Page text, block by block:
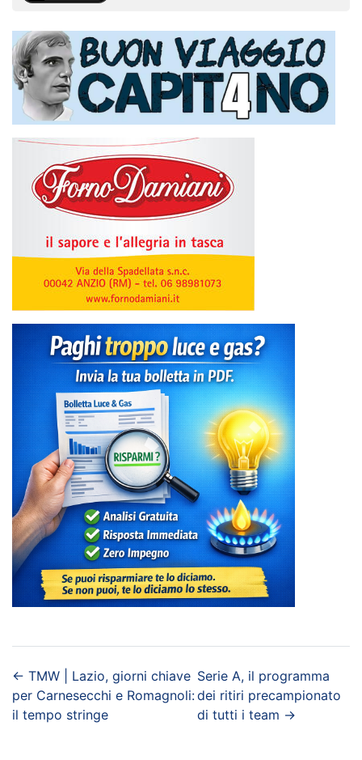
← TMW | Lazio, giorni chiave
per Carnesecchi e Romagnoli:
il tempo stringe
Serie A, il programma
dei ritiri precampionato
di tutti i team →